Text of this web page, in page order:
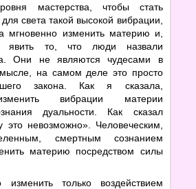
мастерства, чтобы стать
света такой высокой вибрации,
мгновенно изменить материю и,
явить то, что люди назвали
Они не являются чудесами в
на самом деле это просто
закона. Как я сказала,
вибрации материи
дуальности. Как сказал
это невозможно». Человеческим,
смертным сознанием
материю посредством силы
только воздействием